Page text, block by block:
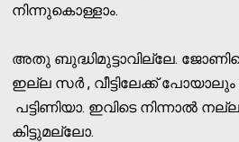
നിന്നുകൊള്ളാം.
അതു ബുദ്ധിമുട്ടാവില്ലേ.
ഇല്ല സര്‍ , വീട്ടിലേക്ക് പോയാലും
പട്ടിണിയാ. ഇവിടെ നിന്നാല്‍
കിട്ടുമല്ലോ.